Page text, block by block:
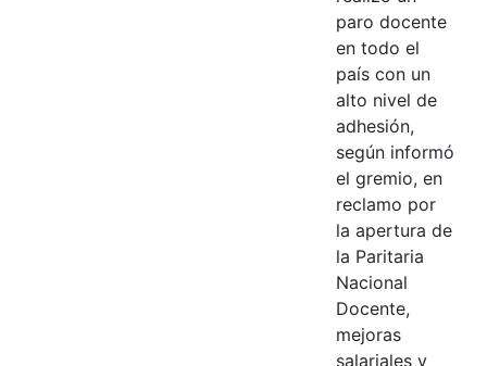
paro docente
en todo el
país con un
alto nivel de
adhesión,
según informó
el gremio, en
reclamo por
la apertura de
la Paritaria
Nacional
Docente,
mejoras
salariales y